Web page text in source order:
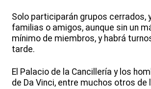
Solo participarán grupos cerrados,
familias o amigos, aunque sin un
mínimo de miembros, y habrá
tarde.
El Palacio de la Cancillería y los
de Da Vinci, entre muchos otros de